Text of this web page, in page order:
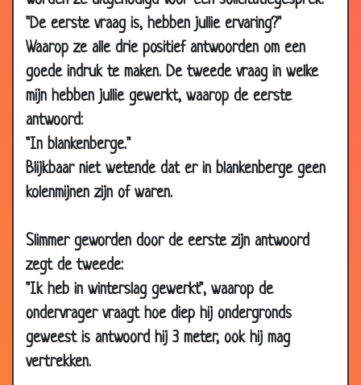
"De eerste vraag is, hebben jullie ervaring?"
Waarop ze alle drie positief antwoorden om een
goede indruk te maken. De tweede vraag in welke
mijn hebben jullie gewerkt, waarop de eerste
antwoord:
"In blankenberge."
Blijkbaar niet wetende dat er in blankenberge geen
kolenmijnen zijn of waren.
Slimmer geworden door de eerste zijn antwoord
zegt de tweede:
"Ik heb in winterslag gewerkt", waarop de
ondervrager vraagt hoe diep hij ondergronds
geweest is antwoord hij 3 meter, ook hij mag
vertrekken.
2013
18 Sep
2013
Daar de plas
04 Sep
2013
Waar is de plee? 2.67
28 Aug
2013
40 jaar getrouwd
13 Aug
2013
Naakt in de taxi 3.27
2013
29 Jul
2013
Wanhopige boer
28 Jun
2013
Alles is vol
21 Jun
Verklaring